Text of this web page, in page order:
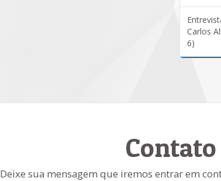
Carlos
6)
Contato
Deixe sua mensagem que iremos entrar em